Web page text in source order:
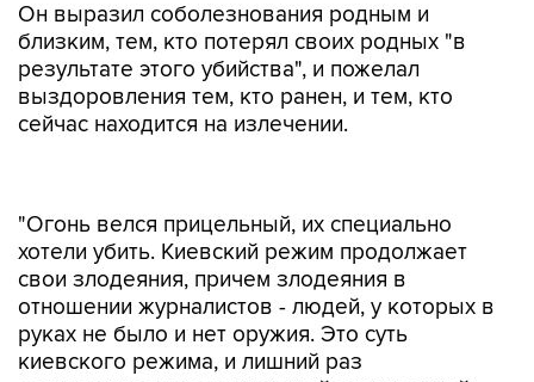
Он выразил соболезнования родным и
близким, тем, кто потерял своих родных "в
результате этого убийства", и пожелал
выздоровления тем, кто ранен, и тем, кто
сейчас находится на излечении.
свои злодеяния, причем злодеяния в
отношении журналистов - людей, у которых в
руках не было и нет оружия. Это суть
киевского режима, и лишний раз
подтверждает правоту нашей специальной
военной операции", - заявил Песков.